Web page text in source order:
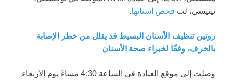
تينيسي، لت فحص أسنانها.
روتين تنظيف الأسنان البسيط قد يقلل من خطر الإصابة
بالخرف، وفقًا لخبراء صحة الأسنان
وصلت إلى موقع العيادة في الساعة 4:30 مساءً يوم الأربعاء